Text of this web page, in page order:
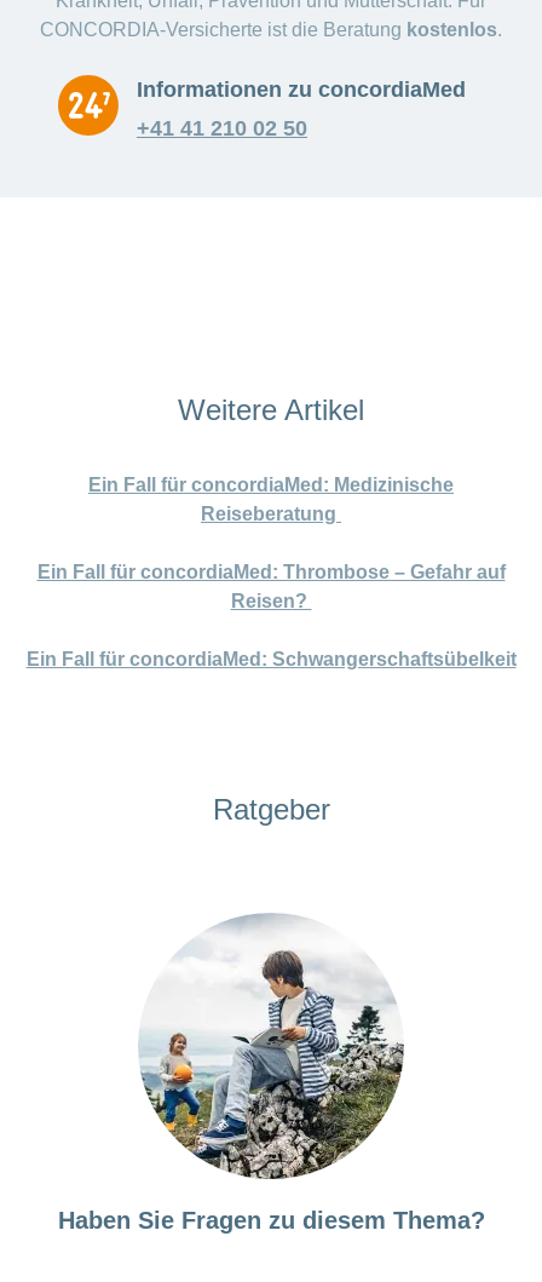
CONCORDIA-Versicherte ist die Beratung kostenlos.
Informationen zu concordiaMed
+41 41 210 02 50
Weitere Artikel
Ein Fall für concordiaMed: Medizinische
Reiseberatung
Ein Fall für concordiaMed: Thrombose – Gefahr auf
Reisen?
Ein Fall für concordiaMed: Schwangerschaftsübelkeit
Ratgeber
Haben Sie Fragen zu diesem Thema?